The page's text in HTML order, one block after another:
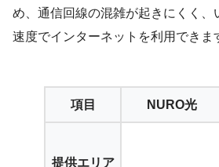
め、通信回線の混雑が起きにくく、
速度でインターネットを利用できま
項目 NURO光
提供エリア